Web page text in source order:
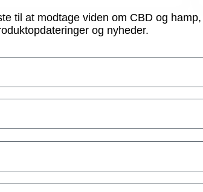
til at modtage viden om CBD og hamp,
og nyheder.